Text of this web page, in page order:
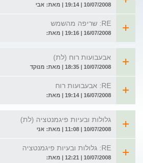
10/07/2008 | 19:14 | מאת: אבי
RE: שריפה מהשמש
16/07/2008 | 19:16 | מאת:
אבעבועות רוח (לת)
10/07/2008 | 18:35 | מאת: מנוקד
RE: אבעבועות רוח
16/07/2008 | 19:14 | מאת:
גלולות ובעיות פיגמנטציה (לת)
10/07/2008 | 11:08 | מאת: אני
RE: גלולות ובעיות פיגמנטציה
10/07/2008 | 12:21 | מאת: